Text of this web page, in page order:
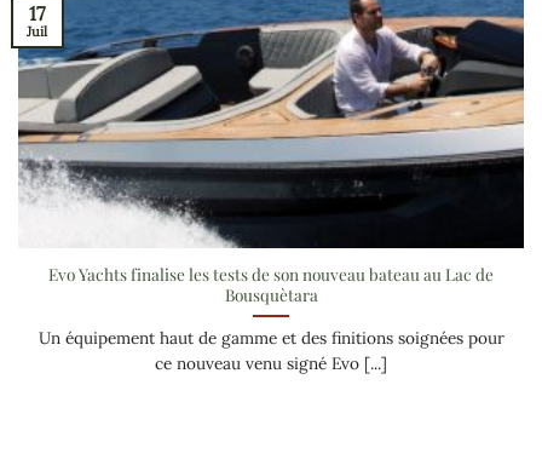
Evo Yachts finalise les tests de son nouveau bateau au Lac de
Bousquètara
Un équipement haut de gamme et des finitions soignées pour
ce nouveau venu signé Evo [...]
17
Juil